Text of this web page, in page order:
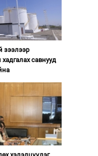
зээлээр
савнууд